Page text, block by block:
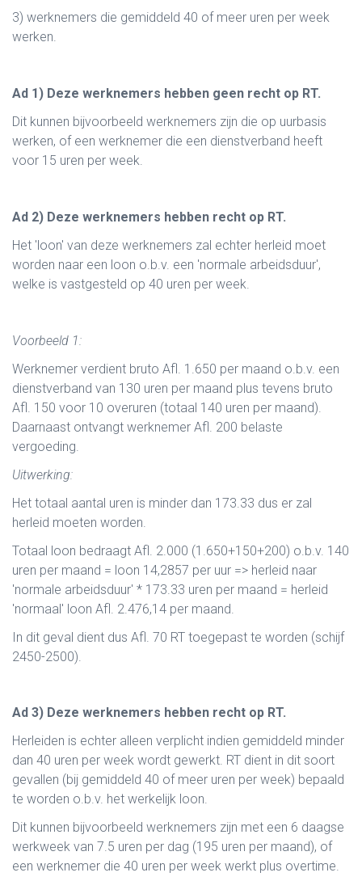
3) werknemers die gemiddeld 40 of meer uren per week
werken.
Ad 1) Deze werknemers hebben geen recht op RT.
Dit kunnen bijvoorbeeld werknemers zijn die op uurbasis
werken, of een werknemer die een dienstverband heeft
voor 15 uren per week.
Ad 2) Deze werknemers hebben recht op RT.
Het 'loon' van deze werknemers zal echter herleid moet
worden naar een loon o.b.v. een 'normale arbeidsduur',
welke is vastgesteld op 40 uren per week.
Voorbeeld 1:
Werknemer verdient bruto Afl. 1.650 per maand o.b.v. een
dienstverband van 130 uren per maand plus tevens bruto
Afl. 150 voor 10 overuren (totaal 140 uren per maand).
Daarnaast ontvangt werknemer Afl. 200 belaste
vergoeding.
Uitwerking:
Het totaal aantal uren is minder dan 173.33 dus er zal
herleid moeten worden.
Totaal loon bedraagt Afl. 2.000 (1.650+150+200) o.b.v. 140
uren per maand = loon 14,2857 per uur => herleid naar
'normale arbeidsduur' * 173.33 uren per maand = herleid
'normaal' loon Afl. 2.476,14 per maand.
In dit geval dient dus Afl. 70 RT toegepast te worden (schijf
2450-2500).
Ad 3) Deze werknemers hebben recht op RT.
Herleiden is echter alleen verplicht indien gemiddeld minder
dan 40 uren per week wordt gewerkt. RT dient in dit soort
gevallen (bij gemiddeld 40 of meer uren per week) bepaald
te worden o.b.v. het werkelijk loon.
Dit kunnen bijvoorbeeld werknemers zijn met een 6 daagse
werkweek van 7.5 uren per dag (195 uren per maand), of
een werknemer die 40 uren per week werkt plus overtime.